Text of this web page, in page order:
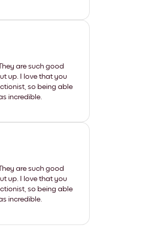
are such good
up. I love that you
so being able
incredible.
are such good
up. I love that you
so being able
incredible.